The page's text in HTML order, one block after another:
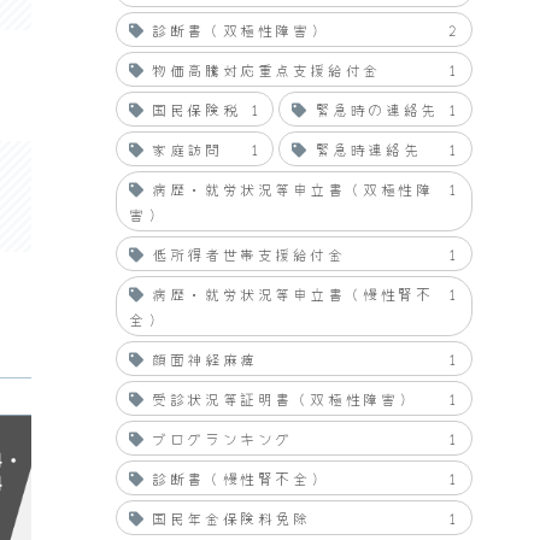
診断書（双極性障害）
2
物価高騰対応重点支援給付金
1
国民保険税
1 緊急時の連絡先
1
家庭訪問
1 緊急時連絡先
1
病歴・就労状況等申立書（双極性障
害）
1
低所得者世帯支援給付金
1
病歴・就労状況等申立書（慢性腎不
全）
1
顔面神経麻痺
1
受診状況等証明書（双極性障害）
1
ブログランキング
1
診断書（慢性腎不全）
1
国民年金保険料免除
1